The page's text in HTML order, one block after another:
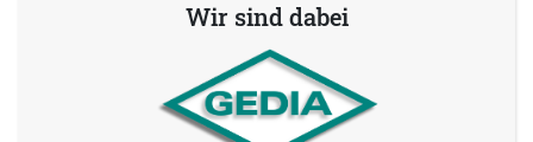
Wir sind dabei